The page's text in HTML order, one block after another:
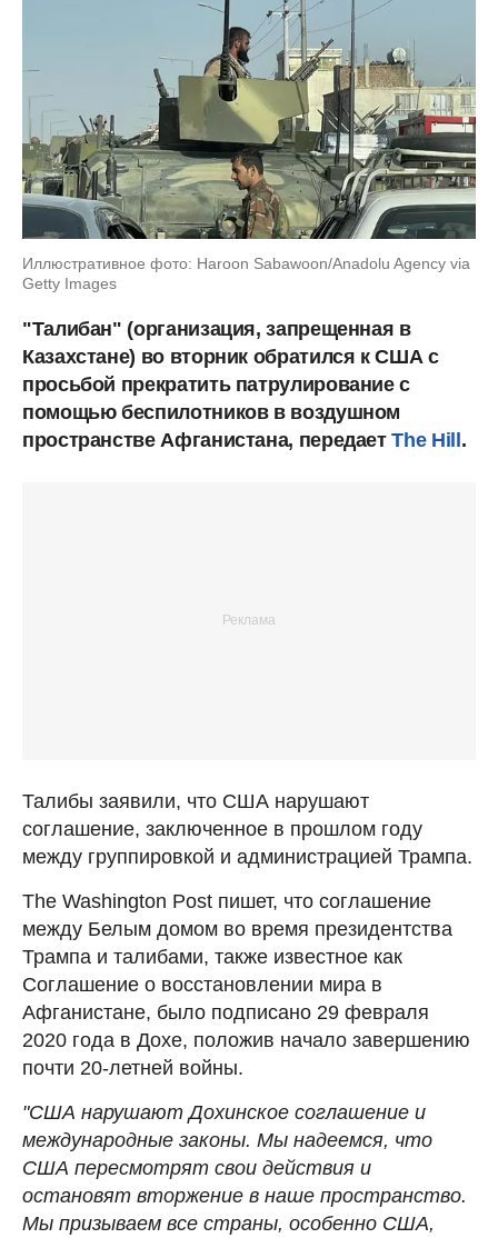
Иллюстративное фото: Haroon Sabawoon/Anadolu Agency via
Getty Images
"Талибан" (организация, запрещенная в
Казахстане) во вторник обратился к США с
просьбой прекратить патрулирование с
помощью беспилотников в воздушном
пространстве Афганистана, передаетThe Hill.
Талибы заявили, что США нарушают
соглашение, заключенное в прошлом году
между группировкой и администрацией Трампа.
The Washington Post пишет, что соглашение
между Белым домом во время президентства
Трампа и талибами, также известное как
Соглашение о восстановлении мира в
Афганистане, было подписано 29 февраля
2020 года в Дохе, положив начало завершению
почти 20-летней войны.
"США нарушают Дохинское соглашение и
международные законы. Мы надеемся, что
США пересмотрят свои действия и
остановят вторжение в наше пространство.
Мы призываем все страны, особенно США,